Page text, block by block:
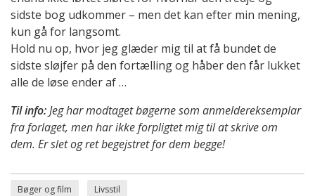
sidste bog udkommer – men det kan efter min mening,
kun gå for langsomt.
Hold nu op, hvor jeg glæder mig til at få bundet de
sidste sløjfer på den fortælling og håber den får lukket
alle de løse ender af …
Til info:Jeg har modtaget bøgerne som anmeldereksemplar
fra forlaget, men har ikke forpligtet mig til at skrive om
dem. Er slet og ret begejstret for dem begge!
Bøger og film Livsstil